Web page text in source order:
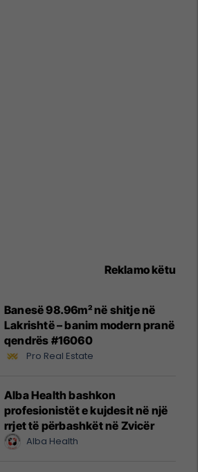
Reklamo këtu
Banesë 98.96m² në shitje në
Lakrishtë – banim modern pranë
qendrës #16060
Pro Real Estate
Alba Health bashkon
profesionistët e kujdesit në një
rrjet të përbashkët në Zvicër
Alba Health